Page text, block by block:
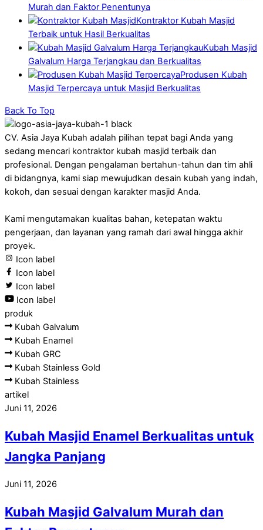
Murah dan Faktor Penentunya
Kontraktor Kubah Masjid
Terbaik untuk Hasil Berkualitas
Kubah Masjid
Galvalum Harga Terjangkau dan Berkualitas
Produsen Kubah
Masjid Terpercaya untuk Masjid Berkualitas
Back To Top
CV. Asia Jaya Kubah adalah pilihan tepat bagi Anda yang
sedang mencari kontraktor kubah masjid terbaik dan
profesional. Dengan pengalaman bertahun-tahun dan tim ahli
di bidangnya, kami siap mewujudkan desain kubah yang indah,
kokoh, dan sesuai dengan karakter masjid Anda.
Kami mengutamakan kualitas bahan, ketepatan waktu
pengerjaan, dan layanan yang ramah dari awal hingga akhir
proyek.
Icon label
Icon label
Icon label
Icon label
produk
Kubah Galvalum
Kubah Enamel
Kubah GRC
Kubah Stainless Gold
Kubah Stainless
artikel
Juni 11, 2026
Kubah Masjid Enamel Berkualitas untuk
Jangka Panjang
Juni 11, 2026
Kubah Masjid Galvalum Murah dan